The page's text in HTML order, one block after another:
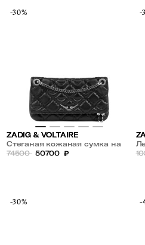
-30%
ZADIG & VOLTAIRE
Стеганая кожаная сумка на
цепочке
74500 50700 ₽
-
-30% -